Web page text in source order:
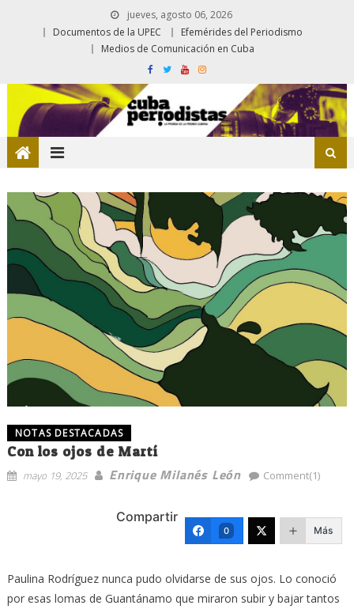
jueves, agosto 06, 2026
Documentos de la UPEC
Efemérides del Periodismo
Medios de Comunicación en Cuba
NOTAS DESTACADAS
Con los ojos de Martí
mayo 19, 2025 Enrique Milanés León Comment(1)
Compartir
0 Más
Paulina Rodríguez nunca pudo olvidarse de sus ojos. Lo conoció
por esas lomas de Guantánamo que miraron subir y bajar tantos